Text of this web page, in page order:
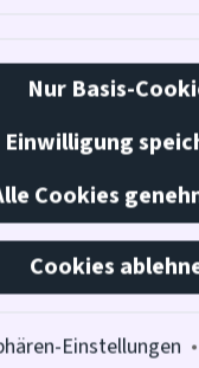
Politik auf
Nur Basis-
Einwilligung
Cookies
Cookies
Einstellungen •